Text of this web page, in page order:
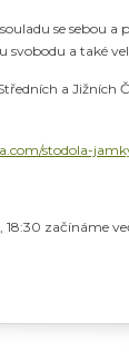
se sebou
svobodu a také
a
stodola-
18:30 začínáme